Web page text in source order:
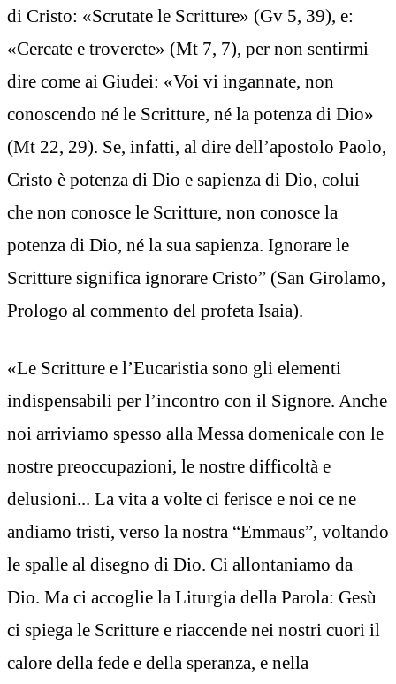
di Cristo: «Scrutate le Scritture» (Gv 5, 39), e:
«Cercate e troverete» (Mt 7, 7), per non sentirmi
dire come ai Giudei: «Voi vi ingannate, non
conoscendo né le Scritture, né la potenza di Dio»
(Mt 22, 29). Se, infatti, al dire dell’apostolo Paolo,
Cristo è potenza di Dio e sapienza di Dio, colui
che non conosce le Scritture, non conosce la
potenza di Dio, né la sua sapienza. Ignorare le
Scritture significa ignorare Cristo” (San Girolamo,
Prologo al commento del profeta Isaia).
«Le Scritture e l’Eucaristia sono gli elementi
indispensabili per l’incontro con il Signore. Anche
noi arriviamo spesso alla Messa domenicale con le
nostre preoccupazioni, le nostre difficoltà e
delusioni... La vita a volte ci ferisce e noi ce ne
andiamo tristi, verso la nostra “Emmaus”, voltando
le spalle al disegno di Dio. Ci allontaniamo da
Dio. Ma ci accoglie la Liturgia della Parola: Gesù
ci spiega le Scritture e riaccende nei nostri cuori il
calore della fede e della speranza, e nella